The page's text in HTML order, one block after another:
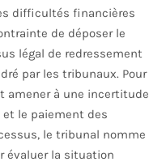
difficultés financières
de déposer le
légal de redressement
par les tribunaux. Pour
amener à une incertitude
le paiement des
le tribunal nomme
évaluer la situation